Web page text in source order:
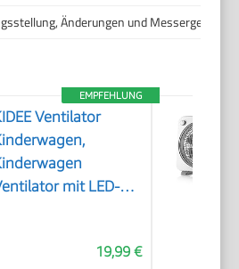
Änderungen und
EMPFEHLUNG
Ventilator
mit LED-
USB wiederaufladbar,
19,99 €